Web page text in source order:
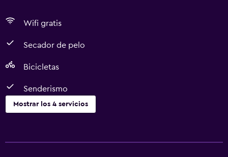
Wifi gratis
Secador de pelo
Bicicletas
Senderismo
Mostrar los 4 servicios
Senderismo